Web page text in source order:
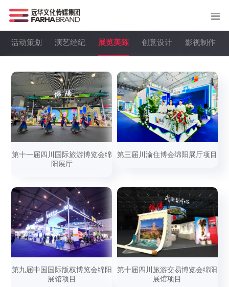
活动策划 演艺经纪 展览美陈 创意设计 影视制作
第十一届四川国际旅游博览会绵
阳展厅
第三届川渝住博会绵阳展厅项目
第九届中国国际版权博览会绵阳
展馆项目
第十届四川旅游交易博览会绵阳
展馆项目